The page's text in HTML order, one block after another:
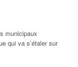
municipaux
qui va s’étaler sur